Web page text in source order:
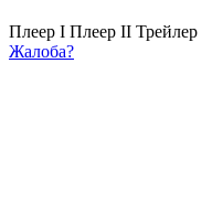
Плеер I Плеер II Трейлер
Жалоба?